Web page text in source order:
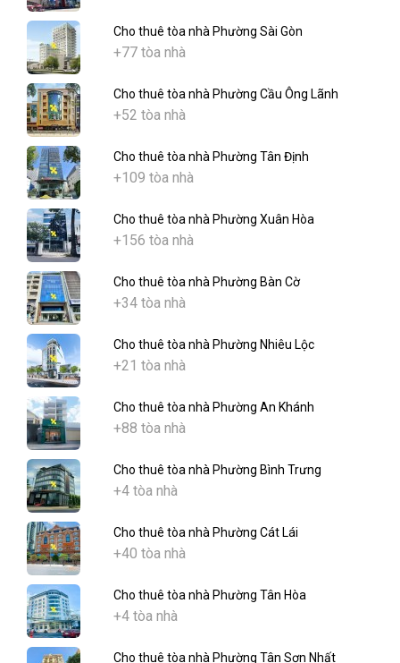
Cho thuê tòa nhà Phường Sài Gòn
+77 tòa nhà
Cho thuê tòa nhà Phường Cầu Ông Lãnh
+52 tòa nhà
Cho thuê tòa nhà Phường Tân Định
+109 tòa nhà
Cho thuê tòa nhà Phường Xuân Hòa
+156 tòa nhà
Cho thuê tòa nhà Phường Bàn Cờ
+34 tòa nhà
Cho thuê tòa nhà Phường Nhiêu Lộc
+21 tòa nhà
Cho thuê tòa nhà Phường An Khánh
+88 tòa nhà
Cho thuê tòa nhà Phường Bình Trưng
+4 tòa nhà
Cho thuê tòa nhà Phường Cát Lái
+40 tòa nhà
Cho thuê tòa nhà Phường Tân Hòa
+4 tòa nhà
Cho thuê tòa nhà Phường Tân Sơn Nhất